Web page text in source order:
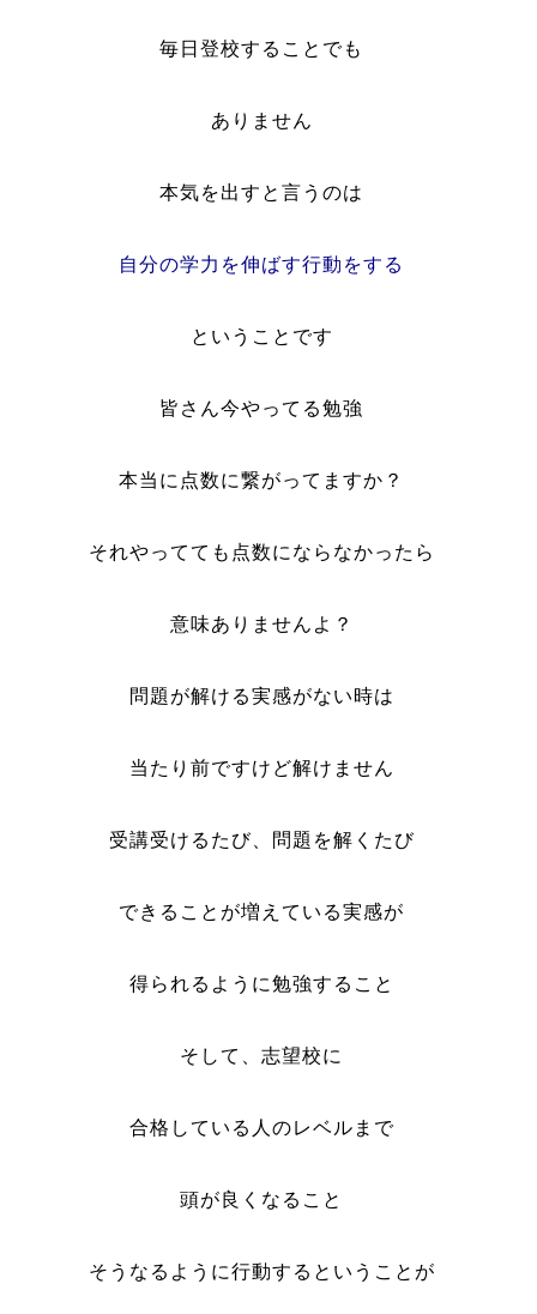
毎日登校することでも
ありません
本気を出すと言うのは
自分の学力を伸ばす行動をする
ということです
皆さん今やってる勉強
本当に点数に繋がってますか？
それやってても点数にならなかったら
意味ありませんよ？
問題が解ける実感がない時は
当たり前ですけど解けません
受講受けるたび、問題を解くたび
できることが増えている実感が
得られるように勉強すること
そして、志望校に
合格している人のレベルまで
頭が良くなること
そうなるように行動するということが